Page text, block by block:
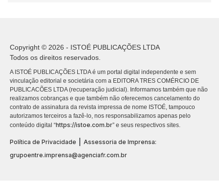
Copyright © 2026 - ISTOÉ PUBLICAÇÕES LTDA
Todos os direitos reservados.
A ISTOÉ PUBLICAÇÕES LTDA é um portal digital independente e sem
vinculação editorial e societária com a EDITORA TRES COMÉRCIO DE
PUBLICACÕES LTDA (recuperação judicial). Informamos também que não
realizamos cobranças e que também não oferecemos cancelamento do
contrato de assinatura da revista impressa de nome ISTOÉ, tampouco
autorizamos terceiros a fazê-lo, nos responsabilizamos apenas pelo
conteúdo digital “https://istoe.com.br” e seus respectivos sites.
Política de Privacidade
Assessoria de Imprensa:
grupoentre.imprensa@agenciafr.com.br